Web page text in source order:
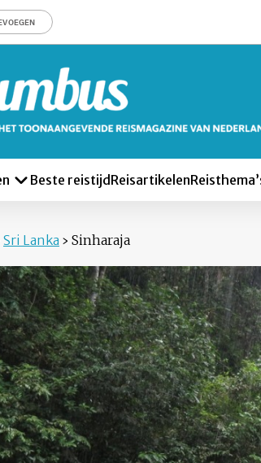
Beste reistijd Reisartikelen
Sri Lanka › Sinharaja